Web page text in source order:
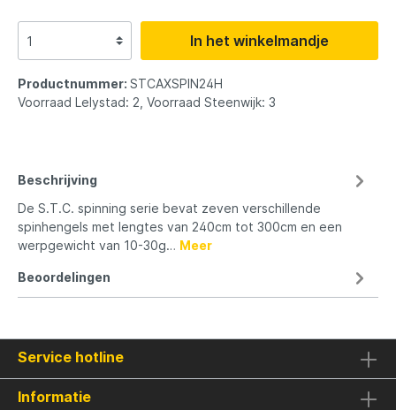
In het winkelmandje
Productnummer: STCAXSPIN24H
Voorraad Lelystad: 2, Voorraad Steenwijk: 3
Beschrijving
De S.T.C. spinning serie bevat zeven verschillende
spinhengels met lengtes van 240cm tot 300cm en een
werpgewicht van 10-30g… Meer
Beoordelingen
Service hotline
Informatie